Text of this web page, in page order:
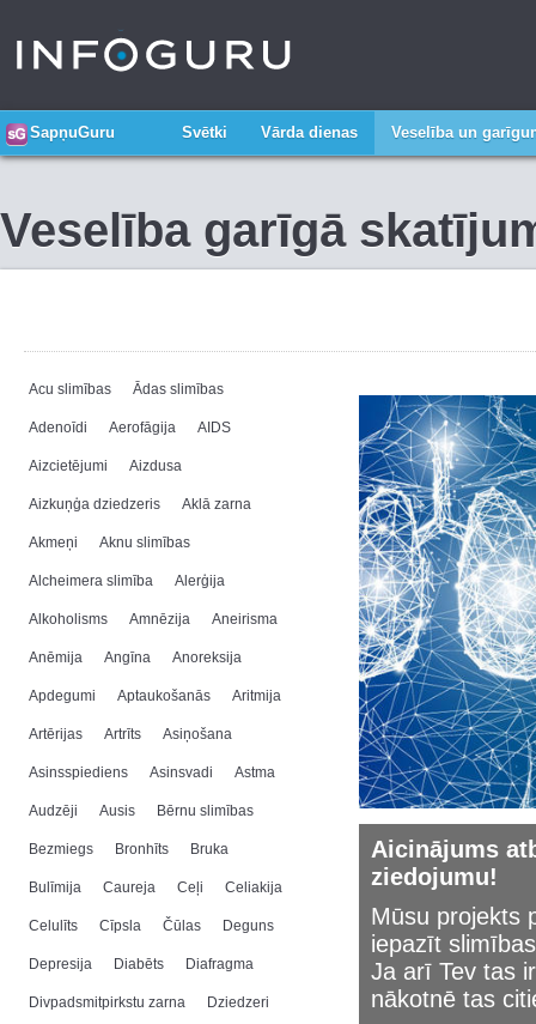
SapņuGuru Svētki Vārda dienas Veselība un
Veselība garīgā
Acu slimības Ādas slimības
Adenoīdi Aerofāgija AIDS
Aizcietējumi Aizdusa
Aizkuņģa dziedzeris Aklā zarna
Akmeņi Aknu slimības
Alcheimera slimība Alerģija
Alkoholisms Amnēzija Aneirisma
Anēmija Angīna Anoreksija
Apdegumi Aptaukošanās Aritmija
Artērijas Artrīts Asiņošana
Asinsspiediens Asinsvadi Astma
Audzēji Ausis Bērnu slimības
Bezmiegs Bronhīts Bruka
Bulīmija Caureja Ceļi Celiakija
Celulīts Cīpsla Čūlas Deguns
Depresija Diabēts Diafragma
Divpadsmitpirkstu zarna Dziedzeri
Aicinājums
ziedojumu!
Mūsu projekts
iepazīt
Ja arī Tev tas
nākotnē tas